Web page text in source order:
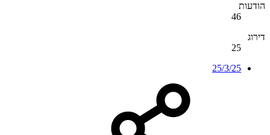
הודעות
46
דירוג
25
25/3/25